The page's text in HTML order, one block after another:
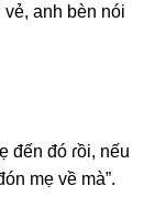
vẻ, anh bèn nói
đến đó ɾồi, nếu
mẹ về mà”.